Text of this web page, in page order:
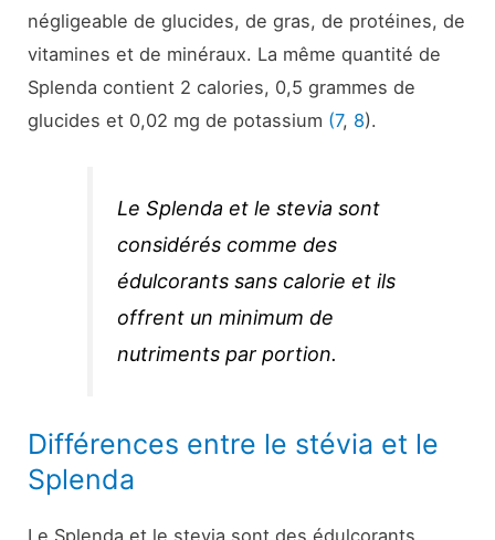
négligeable de glucides, de gras, de protéines, de
vitamines et de minéraux. La même quantité de
Splenda contient 2 calories, 0,5 grammes de
glucides et 0,02 mg de potassium (7, 8).
Le Splenda et le stevia sont
considérés comme des
édulcorants sans calorie et ils
offrent un minimum de
nutriments par portion.
Différences entre le stévia et le
Splenda